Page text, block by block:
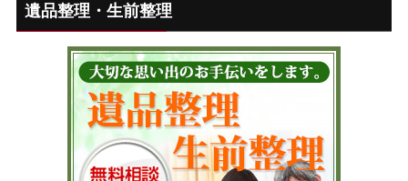
遺品整理・生前整理